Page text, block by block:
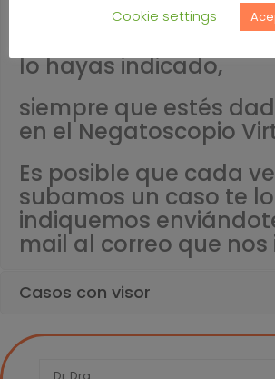
En esta carpeta se
lo hayas indicado,
siempre que estés
en el Negatoscopio
Es posible que cada
subamos un caso te lo
indiquemos
mail al correo que nos
Casos con visor
Cookie settings